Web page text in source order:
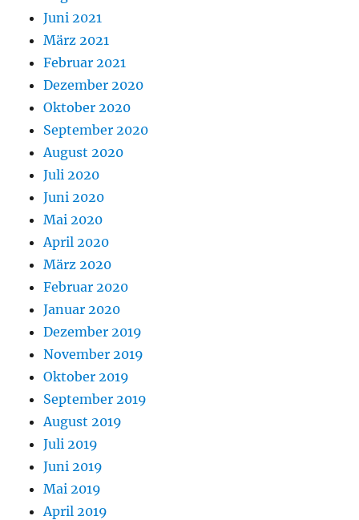
Juni 2021
März 2021
Februar 2021
Dezember 2020
Oktober 2020
September 2020
August 2020
Juli 2020
Juni 2020
Mai 2020
April 2020
März 2020
Februar 2020
Januar 2020
Dezember 2019
November 2019
Oktober 2019
September 2019
August 2019
Juli 2019
Juni 2019
Mai 2019
April 2019